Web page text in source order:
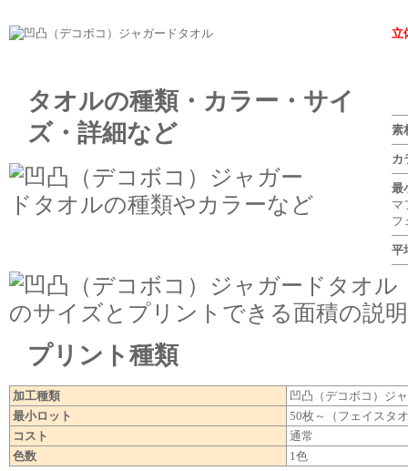
立
素
カ
最
マ
フ
平
タオルの種類・カラー・サイ
ズ・詳細など
プリント種類
加工種類
凹凸（デコボコ）ジ
最小ロット
50枚～（フェイスタ
コスト
通常
色数
1色